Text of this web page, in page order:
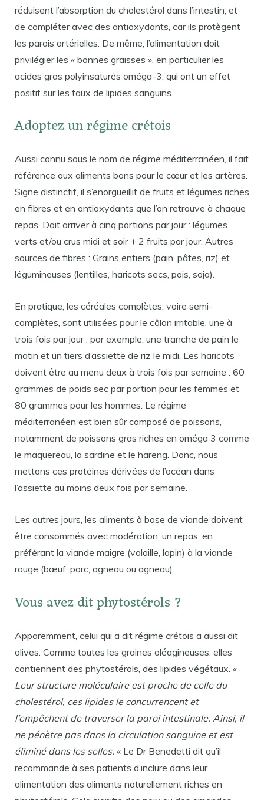
réduisent l’absorption du cholestérol dans l’intestin, et
de compléter avec des antioxydants, car ils protègent
les parois artérielles. De même, l’alimentation doit
privilégier les « bonnes graisses », en particulier les
acides gras polyinsaturés oméga-3, qui ont un effet
positif sur les taux de lipides sanguins.
Adoptez un régime crétois
Aussi connu sous le nom de régime méditerranéen, il fait
référence aux aliments bons pour le cœur et les artères.
Signe distinctif, il s’enorgueillit de fruits et légumes riches
en fibres et en antioxydants que l’on retrouve à chaque
repas. Doit arriver à cinq portions par jour : légumes
verts et/ou crus midi et soir + 2 fruits par jour. Autres
sources de fibres : Grains entiers (pain, pâtes, riz) et
légumineuses (lentilles, haricots secs, pois, soja).
En pratique, les céréales complètes, voire semi-
complètes, sont utilisées pour le côlon irritable, une à
trois fois par jour : par exemple, une tranche de pain le
matin et un tiers d’assiette de riz le midi. Les haricots
doivent être au menu deux à trois fois par semaine : 60
grammes de poids sec par portion pour les femmes et
80 grammes pour les hommes. Le régime
méditerranéen est bien sûr composé de poissons,
notamment de poissons gras riches en oméga 3 comme
le maquereau, la sardine et le hareng. Donc, nous
mettons ces protéines dérivées de l’océan dans
l’assiette au moins deux fois par semaine.
Les autres jours, les aliments à base de viande doivent
être consommés avec modération, un repas, en
préférant la viande maigre (volaille, lapin) à la viande
rouge (bœuf, porc, agneau ou agneau).
Vous avez dit phytostérols ?
Apparemment, celui qui a dit régime crétois a aussi dit
olives. Comme toutes les graines oléagineuses, elles
contiennent des phytostérols, des lipides végétaux. «
Leur structure moléculaire est proche de celle du
cholestérol, ces lipides le concurrencent et
l’empêchent de traverser la paroi intestinale. Ainsi, il
ne pénètre pas dans la circulation sanguine et est
éliminé dans les selles. « Le Dr Benedetti dit qu’il
recommande à ses patients d’inclure dans leur
alimentation des aliments naturellement riches en